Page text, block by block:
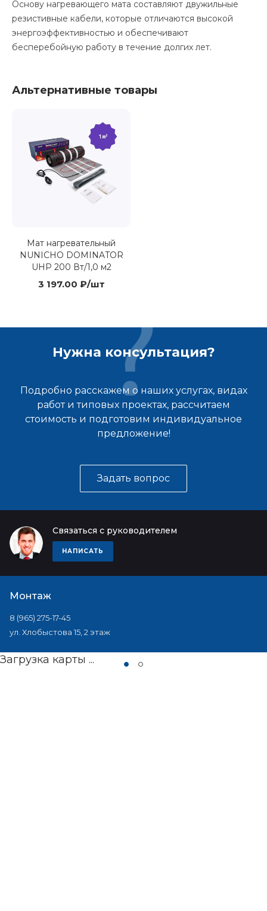
Основу нагревающего мата составляют двужильные
резистивные кабели, которые отличаются высокой
энергоэффективностью и обеспечивают
бесперебойную работу в течение долгих лет.
Альтернативные товары
Мат нагревательный
NUNICHO DOMINATOR
UHP 200 Вт/1,0 м2
3 197.00 ₽/шт
Нужна консультация?
Подробно расскажем о наших услугах, видах
работ и типовых проектах, рассчитаем
стоимость и подготовим индивидуальное
предложение!
Задать вопрос
Связаться с руководителем
НАПИСАТЬ
Монтаж
8 (965) 275-17-45
ул. Хлобыстова 15, 2 этаж
Загрузка карты ...